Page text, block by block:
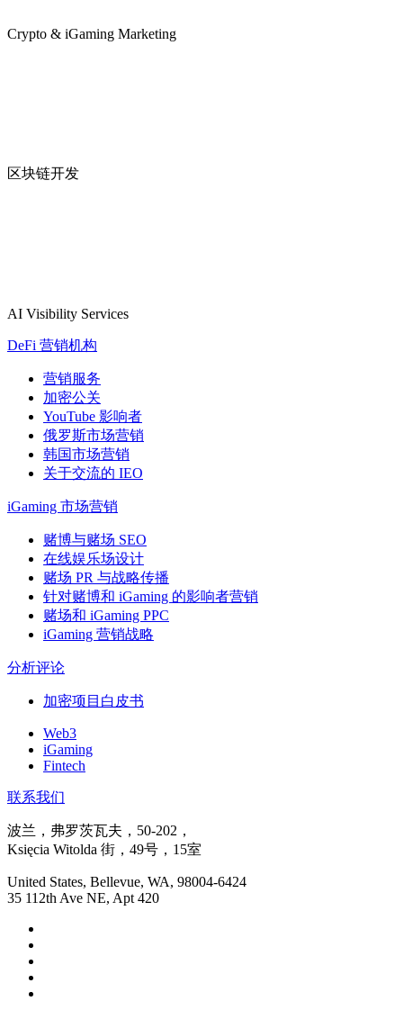
Crypto & iGaming Marketing
区块链开发
AI Visibility Services
DeFi 营销机构
营销服务
加密公关
YouTube 影响者
俄罗斯市场营销
韩国市场营销
关于交流的 IEO
iGaming 市场营销
赌博与赌场 SEO
在线娱乐场设计
赌场 PR 与战略传播
针对赌博和 iGaming 的影响者营销
赌场和 iGaming PPC
iGaming 营销战略
分析评论
加密项目白皮书
Web3
iGaming
Fintech
联系我们
波兰，弗罗茨瓦夫，50-202，
Księcia Witolda 街，49号，15室
United States, Bellevue, WA, 98004-6424
35 112th Ave NE, Apt 420